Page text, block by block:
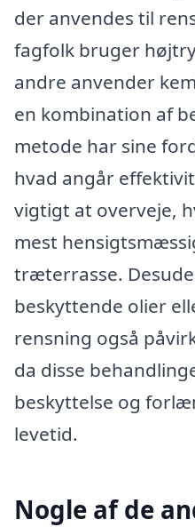
der anvendes til
fagfolk bruger
andre anvender
en kombination af
metode har sine
hvad angår
vigtigt at overveje,
mest
træterrasse.
beskyttende olier
rensning også
da disse
beskyttelse og
levetid.
Nogle af de